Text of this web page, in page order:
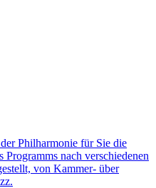
Philharmonie für Sie die
Programms nach verschiedenen
von Kammer- über